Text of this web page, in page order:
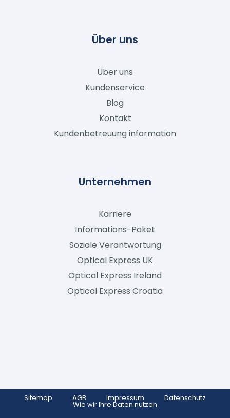
Über uns
Über uns
Kundenservice
Blog
Kontakt
Kundenbetreuung information
Unternehmen
Karriere
Informations-Paket
Soziale Verantwortung
Optical Express UK
Optical Express Ireland
Optical Express Croatia
Sitemap AGB Impressum Datenschutz
Wie wir Ihre Daten nutzen